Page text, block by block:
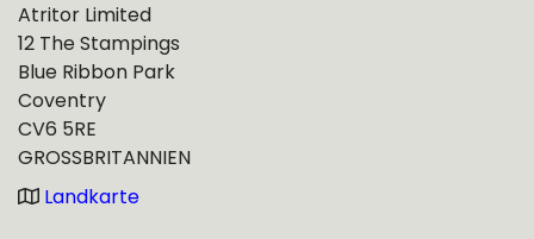
Atritor Limited
12 The Stampings
Blue Ribbon Park
Coventry
CV6 5RE
GROSSBRITANNIEN
Landkarte